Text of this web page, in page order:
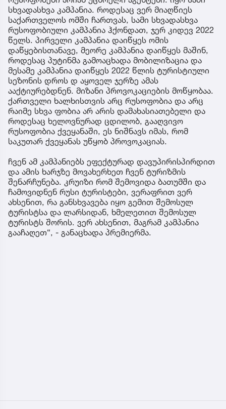
სხვადასხვა კამპანია. როდესაც ვერ მიაღწიეს
საქართველოს ომში ჩართვას, სამი სხვადასხვა
რუსოფობიული კამპანია ჰქონდათ, ჯერ კიდევ 2022
წელს. პირველი კამპანია დაიწყეს ომის
დაწყებისთანავე, მეორე კამპანია დაიწყეს მაშინ,
როდესაც პუტინმა გამოაცხადა მობილიზაცია და
მესამე კამპანია დაიწყეს 2022 წლის ტურისტიული
სეზონის დროს დ აყოველ ჯერზე ამას
ააქტიურებდნენ. მიზანი პროვოკაციების მოწყობაა.
ქართველი ხალხისთვის არც რუსოფობია და არც
რაიმე სხვა ფობია არ არის დამახასიათებელი და
როდესაც ხელოვნურად ცდილობ, გააღვივო
რუსოფობია ქვეყანაში, ეს ნიშნავს იმას, რომ
საკუთარ ქვეყანას უწყობ პროვოკაციას.
ჩვენ ამ კამპანიებს ეფექტურად დავუპირისპირდით
და ამის ხარჯზე მოვახერხეთ ჩვენ ტურიზმის
შენარჩუნება. კრუიზი რომ შემოვიდა ბათუმში და
ჩამოვიდნენ რუსი ტურისტები, ვერაფრით ვერ
ახსენით, რა განსხვავება იყო გემით შემოსულ
ტურისტსა და ლარსიდან, ხმელეთით შემოსულ
ტურისტს შორის. ვერ ახსენით, მაგრამ კამპანია
გააჩაღეთ“, - განაცხადა პრემიერმა.